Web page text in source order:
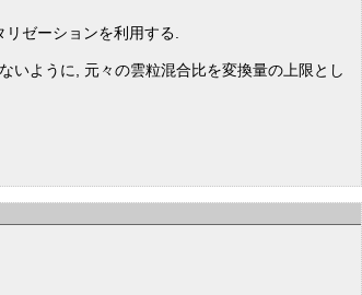
ゼーションを利用する.
いように, 元々の雲粒混合比を変換量の上限とし